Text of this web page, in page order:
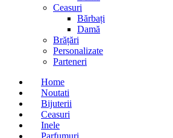
Ceasuri
Bărbați
Damă
Brățări
Personalizate
Parteneri
Home
Noutati
Bijuterii
Ceasuri
Inele
Parfumuri